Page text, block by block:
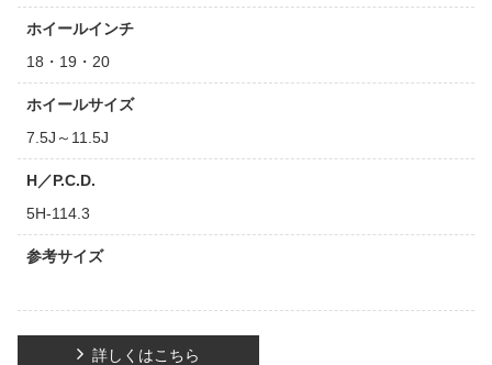
ホイールインチ
18・19・20
ホイールサイズ
7.5J～11.5J
H／P.C.D.
5H-114.3
参考サイズ
詳しくはこちら